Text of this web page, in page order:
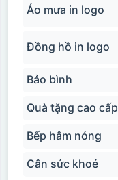
Áo mưa in logo
Đồng hồ in logo
Bảo bình
Quà tặng cao cấp
Bếp hâm nóng
Cân sức khoẻ